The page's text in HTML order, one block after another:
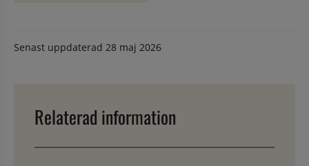
Senast uppdaterad 28 maj 2026
Relaterad information